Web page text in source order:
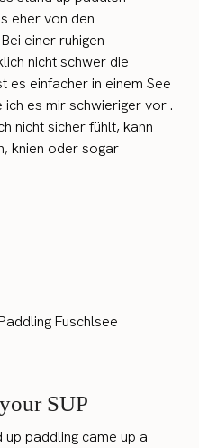
eher von den
einer ruhigen
nicht schwer die
es einfacher in einem See
es mir schwieriger vor .
nicht sicher fühlt, kann
knien oder sogar
SUP
paddling came up a